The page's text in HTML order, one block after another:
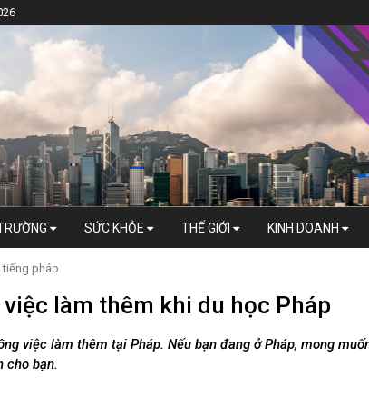
SỨC KHỎE THẾ GIỚI KINH DOANH
tiếng pháp
làm thêm khi du học Pháp
việc làm thêm tại Pháp. Nếu bạn đang ở Pháp, mong
cho bạn.